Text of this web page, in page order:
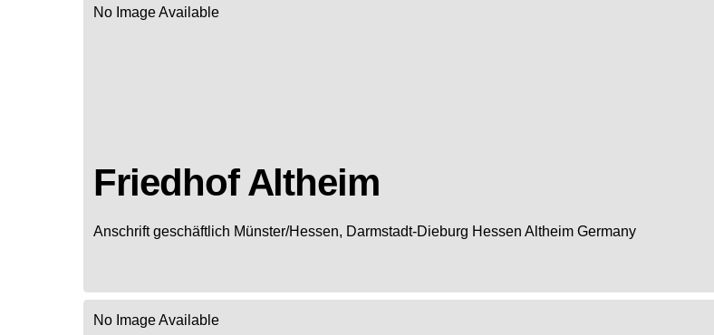
No Image Available
Friedhof Altheim
Anschrift geschäftlich Münster/Hessen, Darmstadt-Dieburg Hessen Altheim Germany
No Image Available